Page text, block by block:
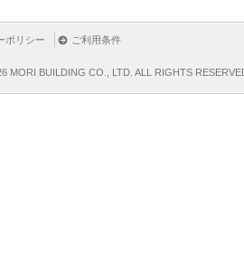
ポリシー ご利用条件
MORI BUILDING CO., LTD. ALL RIGHTS